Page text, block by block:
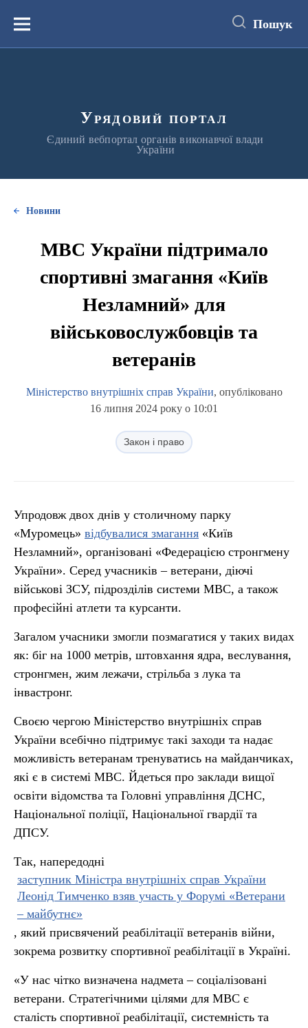
вмістуМеню Пошук
Урядовий портал
Єдиний вебпортал органів виконавчої влади
України
Новини
МВС України підтримало
спортивні змагання «Київ
Незламний» для
військовослужбовців та
ветеранів
Міністерство внутрішніх справ України, опубліковано
16 липня 2024 року о 10:01
Закон і право
Упродовж двох днів у столичному парку
«Муромець» відбувалися змагання «Київ
Незламний», організовані «Федерацією стронгмену
України». Серед учасників – ветерани, діючі
військові ЗСУ, підрозділів системи МВС, а також
професійні атлети та курсанти.
Загалом учасники змогли позмагатися у таких видах
як: біг на 1000 метрів, штовхання ядра, веслування,
стронгмен, жим лежачи, стрільба з лука та
інвастронг.
Своєю чергою Міністерство внутрішніх справ
України всебічно підтримує такі заходи та надає
можливість ветеранам тренуватись на майданчиках,
які є в системі МВС. Йдеться про заклади вищої
освіти відомства та Головні управління ДСНС,
Національної поліції, Національної гвардії та
ДПСУ.
Так, напередодні
заступник Міністра внутрішніх справ України
Леонід Тимченко взяв участь у Форумі «Ветерани
– майбутнє»
, який присвячений реабілітації ветеранів війни,
зокрема розвитку спортивної реабілітації в Україні.
«У нас чітко визначена надмета – соціалізовані
ветерани. Стратегічними цілями для МВС є
сталість спортивної реабілітації, системність та